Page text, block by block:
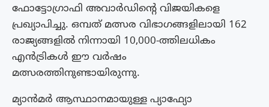
ഫോട്ടോഗ്രാഫി അവാർഡിന്റെ വിജയികളെ
പ്രഖ്യാപിച്ചു. ഒമ്പത് മത്സര വിഭാഗങ്ങളിലായി 162
രാജ്യങ്ങളിൽ നിന്നായി 10,000-ത്തിലധികം
എൻട്രികൾ ഈ വർഷം
മത്സരത്തിനുണ്ടായിരുന്നു.
മ്യാൻമർ ആസ്ഥാനമായുള്ള പ്യാഫ്യോ